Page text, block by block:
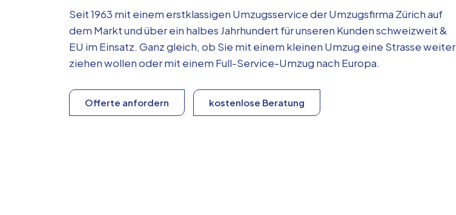
Seit 1963 mit einem erstklassigen Umzugsservice der Umzugsfirma Zürich auf
dem Markt und über ein halbes Jahrhundert für unseren Kunden schweizweit &
EU im Einsatz. Ganz gleich, ob Sie mit einem kleinen Umzug eine Strasse weiter
ziehen wollen oder mit einem Full-Service-Umzug nach Europa.
Offerte anfordern kostenlose Beratung